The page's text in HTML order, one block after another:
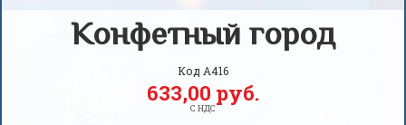
Конфетный город
Код A416
633,00 руб.
С НДС